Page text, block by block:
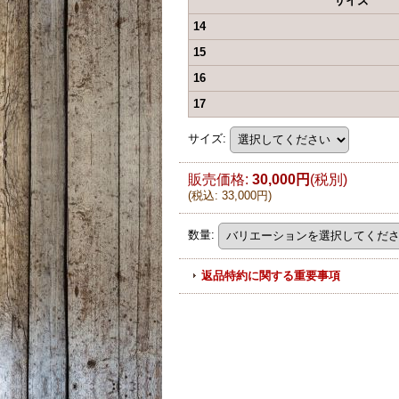
14
15
16
17
サイズ:
販売価格: 30,000円 (税別)
(税込: 33,000円)
数量:
返品特約に関する重要事項